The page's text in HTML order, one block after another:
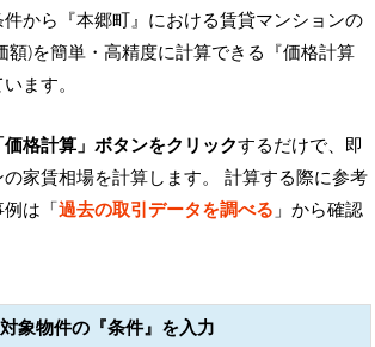
から『本郷町』における賃貸マンションの
額)を簡単・高精度に計算できる『価格計算
ます。
格計算」ボタンをクリックするだけで、即
家賃相場を計算します。 計算する際に参考
は「過去の取引データを調べる 」から確認
対象物件の『条件』を入力